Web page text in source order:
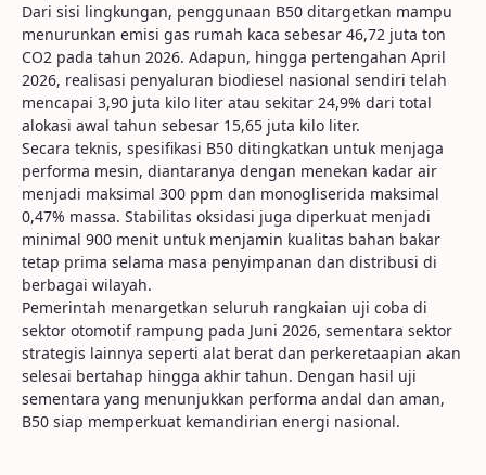
Dari sisi lingkungan, penggunaan B50 ditargetkan mampu
menurunkan emisi gas rumah kaca sebesar 46,72 juta ton
CO2 pada tahun 2026. Adapun, hingga pertengahan April
2026, realisasi penyaluran biodiesel nasional sendiri telah
mencapai 3,90 juta kilo liter atau sekitar 24,9% dari total
alokasi awal tahun sebesar 15,65 juta kilo liter.
Secara teknis, spesifikasi B50 ditingkatkan untuk menjaga
performa mesin, diantaranya dengan menekan kadar air
menjadi maksimal 300 ppm dan monogliserida maksimal
0,47% massa. Stabilitas oksidasi juga diperkuat menjadi
minimal 900 menit untuk menjamin kualitas bahan bakar
tetap prima selama masa penyimpanan dan distribusi di
berbagai wilayah.
Pemerintah menargetkan seluruh rangkaian uji coba di
sektor otomotif rampung pada Juni 2026, sementara sektor
strategis lainnya seperti alat berat dan perkeretaapian akan
selesai bertahap hingga akhir tahun. Dengan hasil uji
sementara yang menunjukkan performa andal dan aman,
B50 siap memperkuat kemandirian energi nasional.